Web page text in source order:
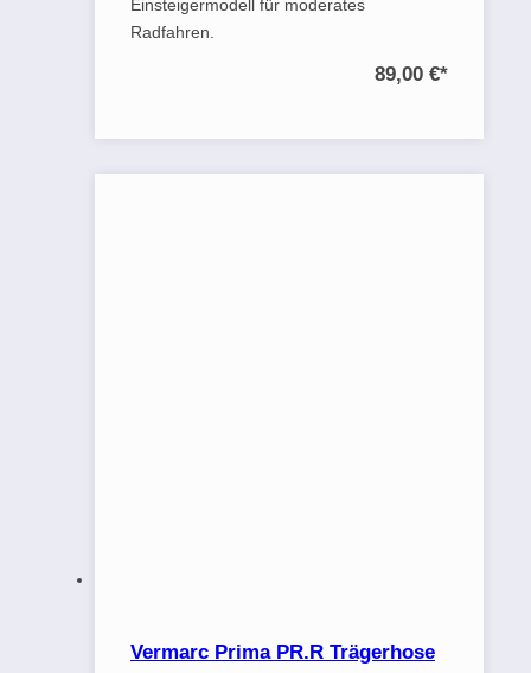
Einsteigermodell für moderates
Radfahren.
89,00 €*
Vermarc Prima PR.R Trägerhose